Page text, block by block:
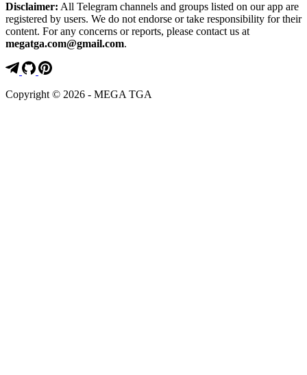
Disclaimer: All Telegram channels and groups listed on our app are
registered by users. We do not endorse or take responsibility for their
content. For any concerns or reports, please contact us at
megatga.com@gmail.com.
Copyright © 2026 - MEGA TGA